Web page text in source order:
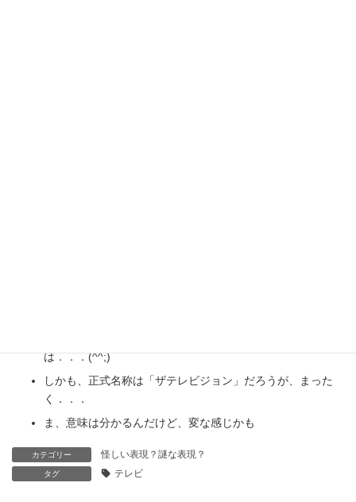
は．．．(^^;)
しかも、正式名称は「ザテレビジョン」だろうが、まった
く．．．
ま、意味は分かるんだけど、変な感じかも
カテゴリー 怪しい表現？謎な表現？
タグ テレビ